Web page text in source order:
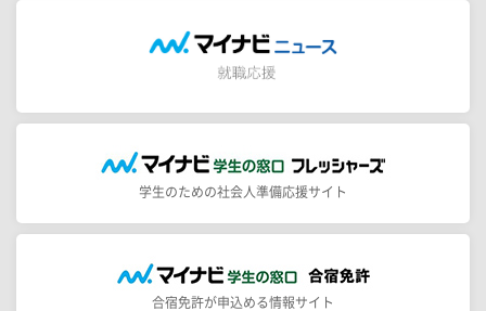
学生のための社会人準備応援サイト
合宿免許が申込める情報サイト